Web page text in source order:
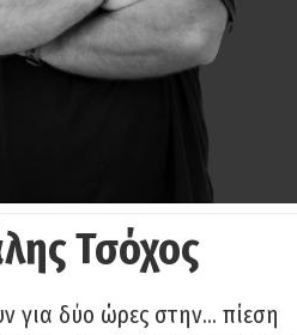
Τσόχος
για δύο ώρες στην… πίεση